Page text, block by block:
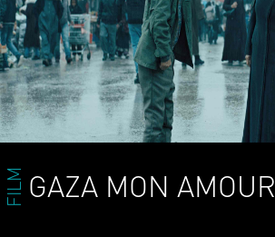
FILM GAZA MON AMOUR